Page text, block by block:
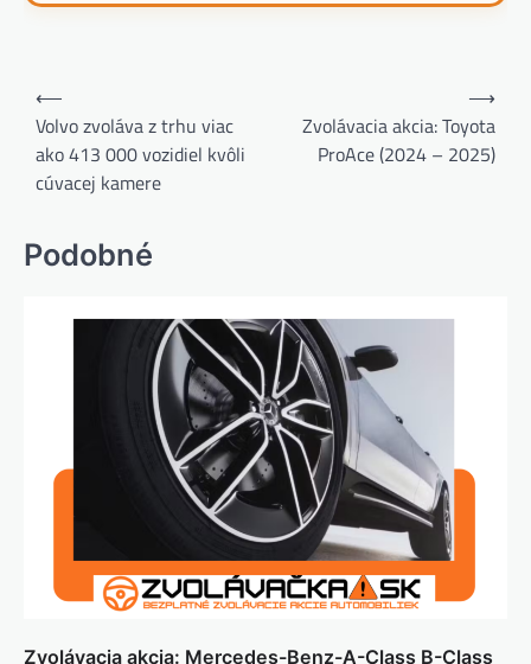
Navigácia
článku
⟵
Volvo zvoláva z trhu viac
ako 413 000 vozidiel kvôli
cúvacej kamere
Zvolávacia akcia: Toyota
ProAce (2024 – 2025)
⟶
Podobné
Zvolávacia akcia: Mercedes-Benz-A-Class B-Class